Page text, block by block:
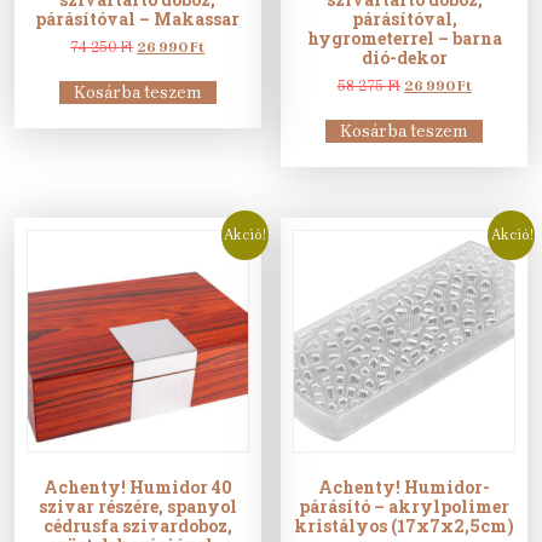
párásítóval – Makassar
74 250Ft Original
was:
74
26 990FtCurrent
is:
26
Kosárba teszem
párásítóval,
hygrometerrel – barna
dió-dekor
58 275Ft Original
was:
58
26 990FtCurrent
is:
26
Kosárba teszem
Akció!
Achenty! Humidor 40
szivar részére, spanyol
cédrusfa szivardoboz,
Akció!
Achenty! Humidor-
párásító – akrylpolimer
kristályos (17x7x2,5cm)